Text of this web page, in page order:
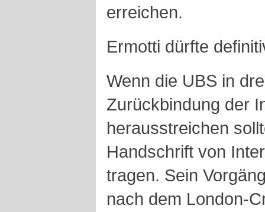
erreichen.
Ermotti dürfte
Wenn die UBS in
Zurückbindung der
herausstreichen
Handschrift von
tragen. Sein
nach dem London-